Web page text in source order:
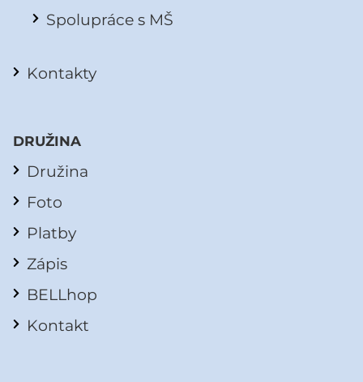
Spolupráce s MŠ
Kontakty
DRUŽINA
Družina
Foto
Platby
Zápis
BELLhop
Kontakt